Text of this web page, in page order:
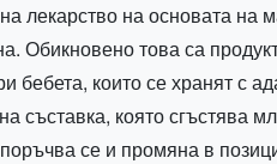
на основата на
Обикновено това са
които се хранят с
която сгъстява
се и промяна в